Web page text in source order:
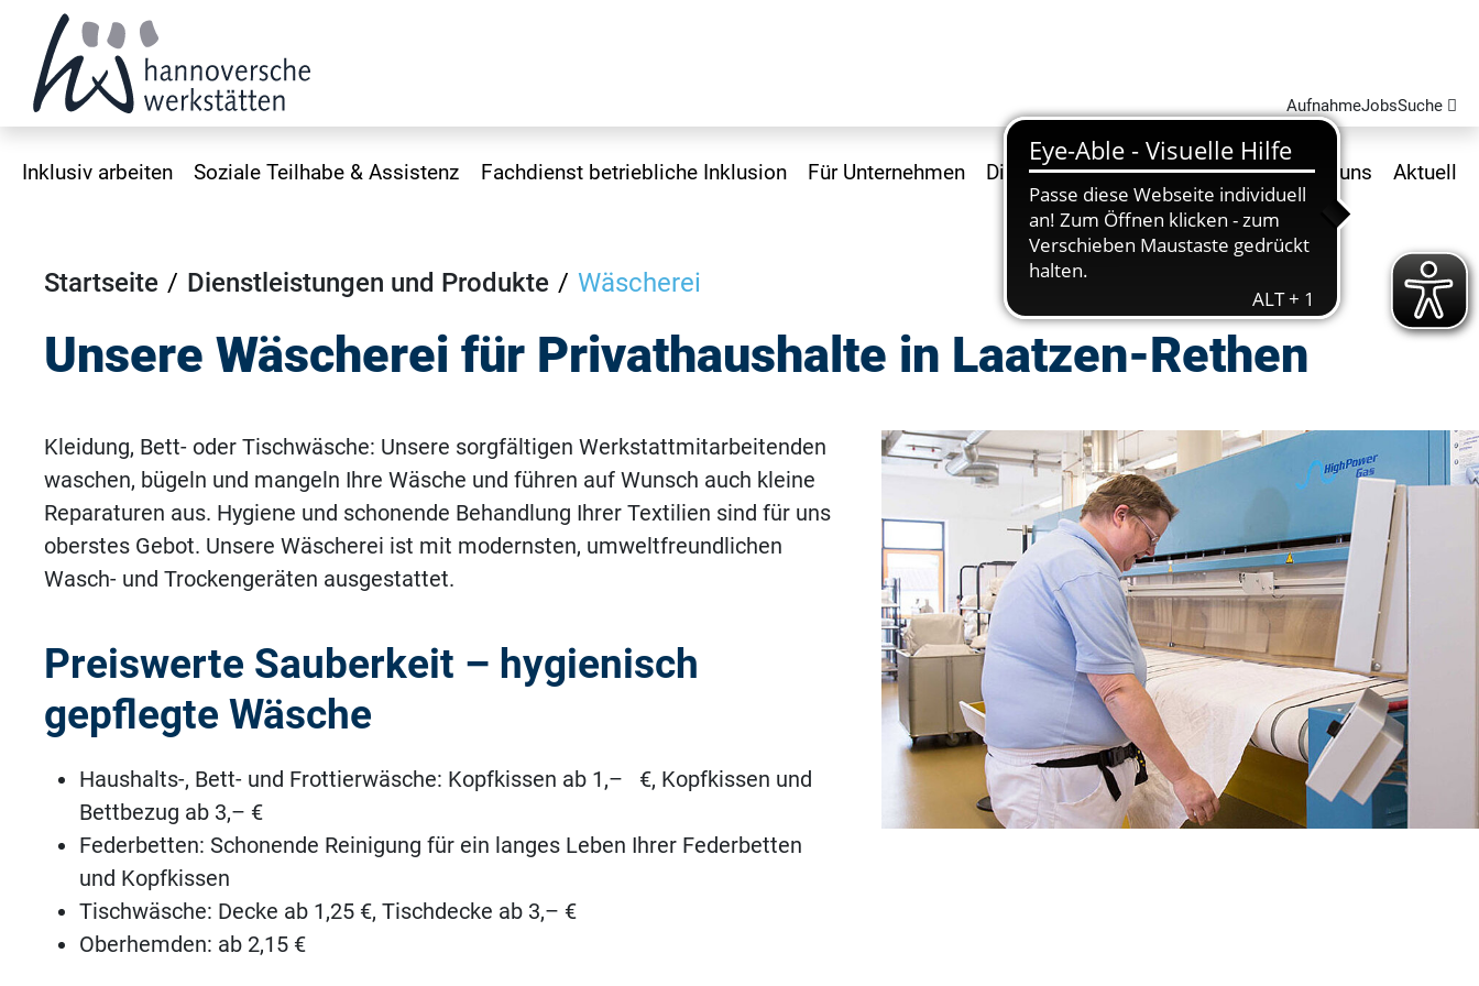
AufnahmeJobsSuche
Inklusiv arbeiten Soziale Teilhabe & Assistenz Fachdienst betriebliche Inklusion Für Unternehmen Dienstleistungen und Produkte Über uns Aktuell
Startseite Dienstleistungen und Produkte Wäscherei
Unsere Wäscherei für Privathaushalte in Laatzen-Rethen
Kleidung, Bett- oder Tischwäsche: Unsere sorgfältigen Werkstattmitarbeitenden
waschen, bügeln und mangeln Ihre Wäsche und führen auf Wunsch auch kleine
Reparaturen aus. Hygiene und schonende Behandlung Ihrer Textilien sind für uns
oberstes Gebot. Unsere Wäscherei ist mit modernsten, umweltfreundlichen
Wasch- und Trockengeräten ausgestattet.
Preiswerte Sauberkeit – hygienisch
gepflegte Wäsche
Haushalts-, Bett- und Frottierwäsche: Kopfkissen ab 1,– €, Kopfkissen und
Bettbezug ab 3,– €
Federbetten: Schonende Reinigung für ein langes Leben Ihrer Federbetten
und Kopfkissen
Tischwäsche: Decke ab 1,25 €, Tischdecke ab 3,– €
Oberhemden: ab 2,15 €